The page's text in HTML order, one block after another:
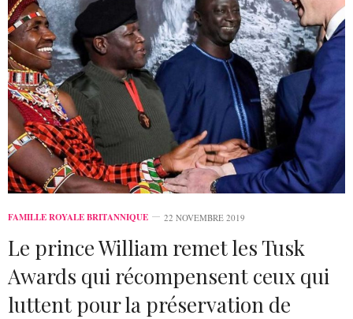
FAMILLE ROYALE BRITANNIQUE 22 NOVEMBRE 2019
Le prince William remet les Tusk
Awards qui récompensent ceux qui
luttent pour la préservation de